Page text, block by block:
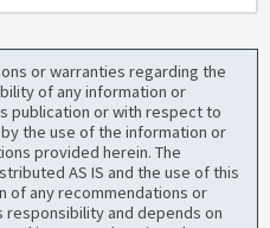
or warranties regarding the
of any information or
publication or with respect to
the use of the information or
provided herein. The
AS IS and the use of this
of any recommendations or
and depends on